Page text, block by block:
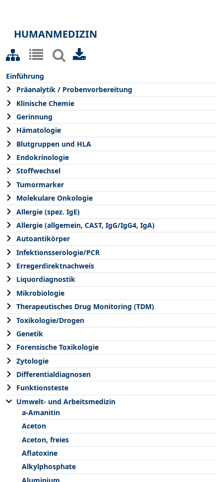
HUMANMEDIZIN
Einführung
Präanalytik / Probenvorbereitung
Klinische Chemie
Gerinnung
Hämatologie
Blutgruppen und HLA
Endokrinologie
Stoffwechsel
Tumormarker
Molekulare Onkologie
Allergie (spez. IgE)
Allergie (allgemein, CAST, IgG/IgG4, IgA)
Autoantikörper
Infektionsserologie/PCR
Erregerdirektnachweis
Liquordiagnostik
Mikrobiologie
Therapeutisches Drug Monitoring (TDM)
Toxikologie/Drogen
Genetik
Forensische Toxikologie
Zytologie
Differentialdiagnosen
Funktionsteste
Umwelt- und Arbeitsmedizin
a-Amanitin
Aceton
Aceton, freies
Aflatoxine
Alkylphosphate